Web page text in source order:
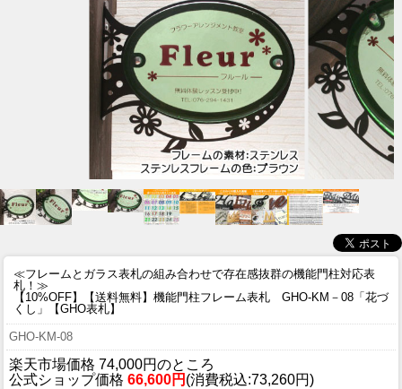
≪フレームとガラス表札の組み合わせで存在感抜群の機能門柱対応表
札！≫
【10%OFF】【送料無料】機能門柱フレーム表札 GHO-KM－08「花づ
くし」【GHO表札】
GHO-KM-08
楽天市場価格 74,000円のところ
公式ショップ価格 66,600円 (消費税込:73,260円)